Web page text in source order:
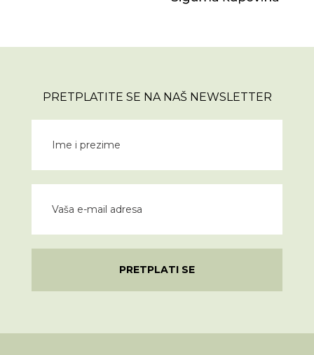
PRETPLATITE SE NA NAŠ NEWSLETTER
PRETPLATI SE